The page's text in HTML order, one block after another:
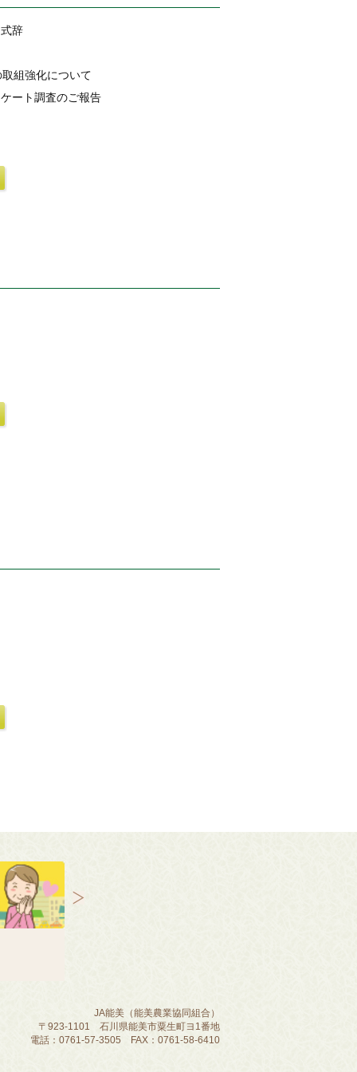
辞
組強化について
ート調査のご報告
JA能美（能美農業協同組合）
〒923-1101 石川県能美市粟生町ヨ1番地
電話：0761-57-3505 FAX：0761-58-6410